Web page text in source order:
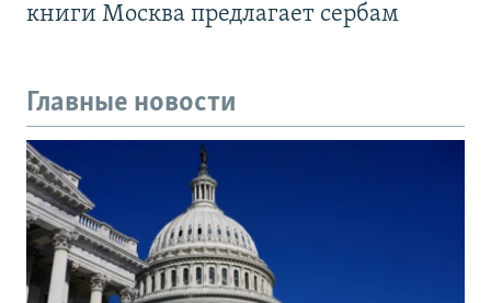
книги Москва предлагает сербам
Главные новости